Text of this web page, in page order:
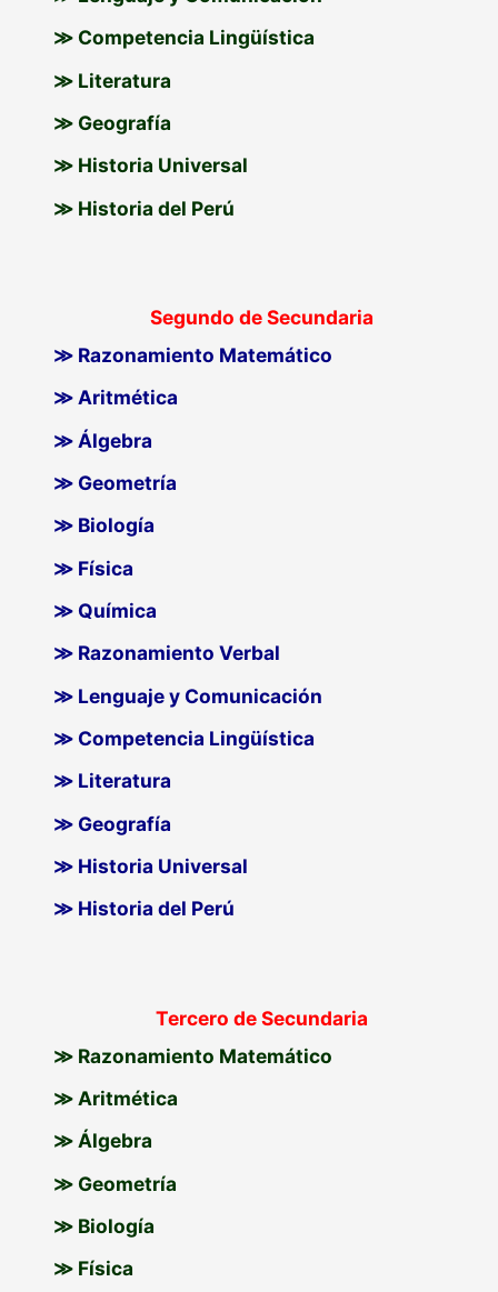
≫ Competencia Lingüística
≫ Literatura
≫ Geografía
≫ Historia Universal
≫ Historia del Perú
Segundo de Secundaria
≫ Razonamiento Matemático
≫ Aritmética
≫ Álgebra
≫ Geometría
≫ Biología
≫ Física
≫ Química
≫ Razonamiento Verbal
≫ Lenguaje y Comunicación
≫ Competencia Lingüística
≫ Literatura
≫ Geografía
≫ Historia Universal
≫ Historia del Perú
Tercero de Secundaria
≫ Razonamiento Matemático
≫ Aritmética
≫ Álgebra
≫ Geometría
≫ Biología
≫ Física